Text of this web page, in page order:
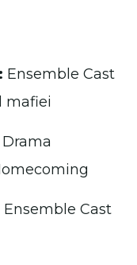
Ensemble Cast
mafiei
Drama
Ensemble Cast